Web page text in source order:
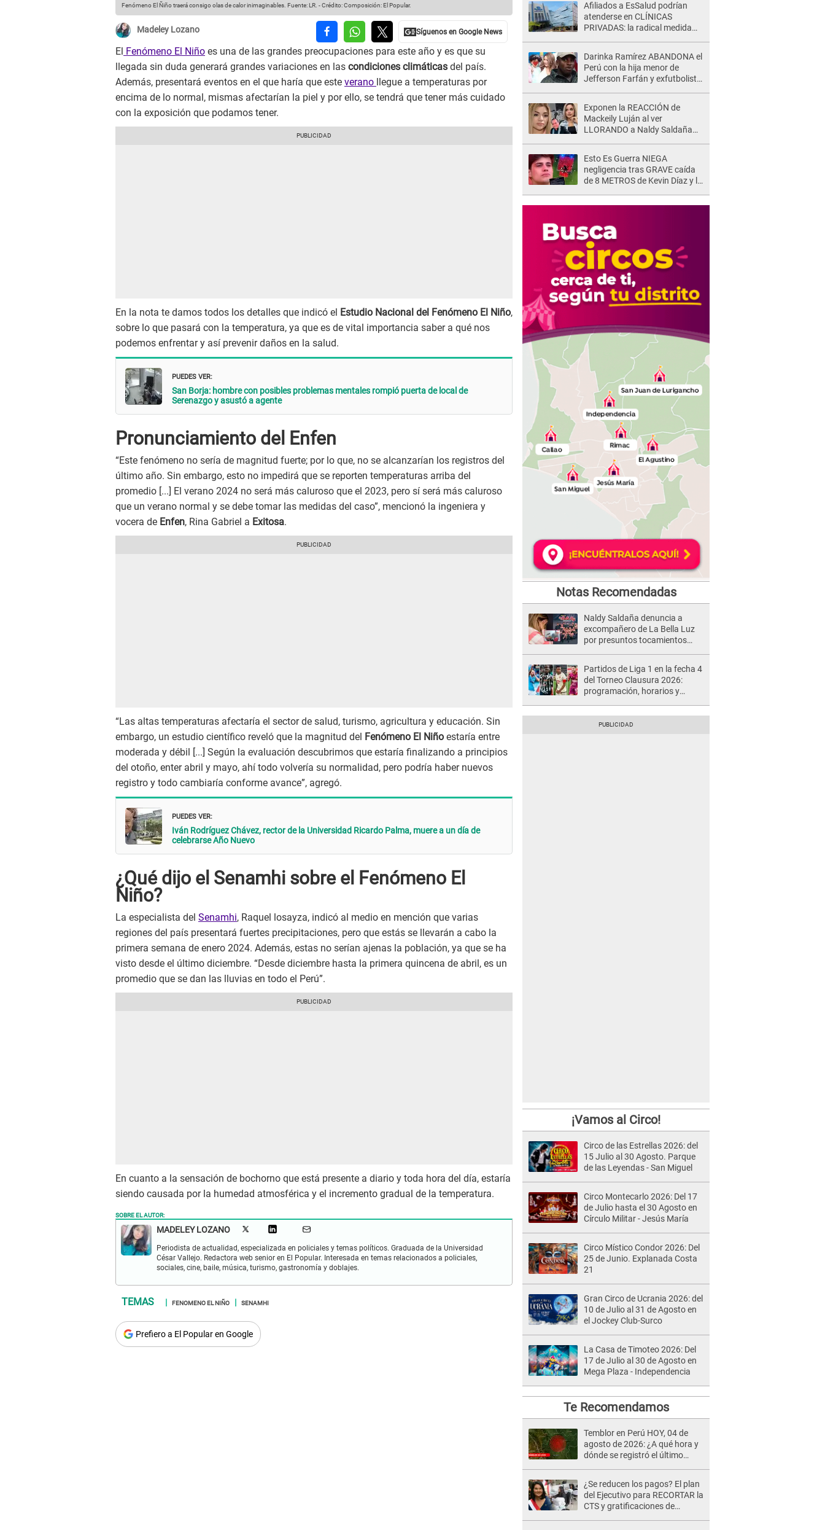
Fenómeno El Ñiño traerá consigo olas de calor inimaginables. Fuente: LR. -Crédito: Composición: El Popular.
Madeley Lozano
El Fenómeno El Niño es una de las grandes preocupaciones para este año y es que su
llegada sin duda generará grandes variaciones en las condiciones climáticas del país.
Además, presentará eventos en el que haría que este verano
llegue a temperaturas por
encima de lo normal, mismas afectarían la piel y por ello, se tendrá que tener más cuidado
con la exposición que podamos tener.
En la nota te damos todos los detalles que indicó el Estudio Nacional del Fenómeno El Niño,
sobre lo que pasará con la temperatura, ya que es de vital importancia saber a qué nos
podemos enfrentar y así prevenir daños en la salud.
PUEDES VER:
San Borja: hombre con posibles problemas mentales rompió puerta de local de
Serenazgo y asustó a agente
Pronunciamiento del Enfen
“Este fenómeno no sería de magnitud fuerte; por lo que, no se alcanzarían los registros del
último año. Sin embargo, esto no impedirá que se reporten temperaturas arriba del
promedio [...] El verano 2024 no será más caluroso que el 2023, pero sí será más caluroso
que un verano normal y se debe tomar las medidas del caso”, mencionó la ingeniera y
vocera de Enfen, Rina Gabriel a Exitosa.
“Las altas temperaturas afectaría el sector de salud, turismo, agricultura y educación. Sin
embargo, un estudio científico reveló que la magnitud del Fenómeno El Niño estaría entre
moderada y débil [...] Según la evaluación descubrimos que estaría finalizando a principios
del otoño, enter abril y mayo, ahí todo volvería su normalidad, pero podría haber nuevos
registro y todo cambiaría conforme avance”, agregó.
PUEDES VER:
Iván Rodríguez Chávez, rector de la Universidad Ricardo Palma, muere a un día de
celebrarse Año Nuevo
¿Qué dijo el Senamhi sobre el Fenómeno El
Niño?
La especialista del Senamhi, Raquel losayza, indicó al medio en mención que varias
regiones del país presentará fuertes precipitaciones, pero que estás se llevarán a cabo la
primera semana de enero 2024. Además, estas no serían ajenas la población, ya que se ha
visto desde el último diciembre. “Desde diciembre hasta la primera quincena de abril, es un
promedio que se dan las lluvias en todo el Perú”.
En cuanto a la sensación de bochorno que está presente a diario y toda hora del día, estaría
siendo causada por la humedad atmosférica y el incremento gradual de la temperatura.
SOBRE EL AUTOR:
MADELEY LOZANO
Periodista de actualidad, especializada en policiales y temas políticos. Graduada de la Universidad
César Vallejo. Redactora web senior en El Popular. Interesada en temas relacionados a policiales,
sociales, cine, baile, música, turismo, gastronomía y doblajes.
FENOMENO EL NIÑO SENAMHI
Prefiero a El Popular en Google
Afiliados a EsSalud podrían
atenderse en CLÍNICAS
PRIVADAS: la radical medida
Darinka Ramírez ABANDONA el
Perú con la hija menor de
Jefferson Farfán y exfutbolista
Exponen la REACCIÓN de
Mackeily Luján al ver
LLORANDO a Naldy Saldaña
Esto Es Guerra NIEGA
negligencia tras GRAVE caída
de 8 METROS de Kevin Díaz y lo
Notas Recomendadas
Naldy Saldaña denuncia a
excompañero de La Bella Luz
por presuntos tocamientos
Partidos de Liga 1 en la fecha 4
del Torneo Clausura 2026:
programación, horarios y
¡Vamos al Circo!
Circo de las Estrellas 2026: del
15 Julio al 30 Agosto. Parque
de las Leyendas - San Miguel
Circo Montecarlo 2026: Del 17
de Julio hasta el 30 Agosto en
Círculo Militar - Jesús María
Circo Místico Condor 2026: Del
25 de Junio. Explanada Costa
21
Gran Circo de Ucrania 2026: del
10 de Julio al 31 de Agosto en
el Jockey Club-Surco
La Casa de Timoteo 2026: Del
17 de Julio al 30 de Agosto en
Mega Plaza - Independencia
Te Recomendamos
Temblor en Perú HOY, 04 de
agosto de 2026: ¿A qué hora y
dónde se registró el último
¿Se reducen los pagos? El plan
del Ejecutivo para RECORTAR la
CTS y gratificaciones de